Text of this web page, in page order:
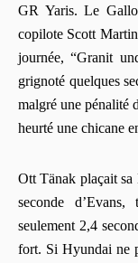
GR Yaris. Le
copilote Scott
journée, “Granit
grignoté quelques
malgré une pénalité
heurté une chicane
Ott Tänak plaçait
seconde
seulement 2,4
fort. Si Hyundai ne